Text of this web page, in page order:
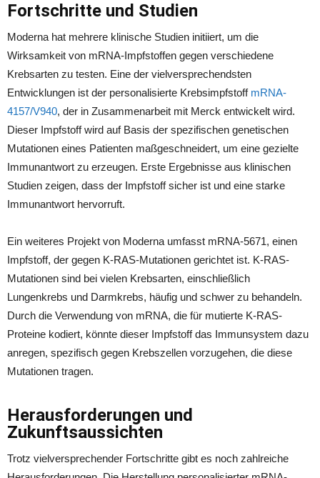
Fortschritte und Studien
Moderna hat mehrere klinische Studien initiiert, um die
Wirksamkeit von mRNA-Impfstoffen gegen verschiedene
Krebsarten zu testen. Eine der vielversprechendsten
Entwicklungen ist der personalisierte Krebsimpfstoff mRNA-
4157/V940, der in Zusammenarbeit mit Merck entwickelt wird.
Dieser Impfstoff wird auf Basis der spezifischen genetischen
Mutationen eines Patienten maßgeschneidert, um eine gezielte
Immunantwort zu erzeugen. Erste Ergebnisse aus klinischen
Studien zeigen, dass der Impfstoff sicher ist und eine starke
Immunantwort hervorruft.
Ein weiteres Projekt von Moderna umfasst mRNA-5671, einen
Impfstoff, der gegen K-RAS-Mutationen gerichtet ist. K-RAS-
Mutationen sind bei vielen Krebsarten, einschließlich
Lungenkrebs und Darmkrebs, häufig und schwer zu behandeln.
Durch die Verwendung von mRNA, die für mutierte K-RAS-
Proteine kodiert, könnte dieser Impfstoff das Immunsystem dazu
anregen, spezifisch gegen Krebszellen vorzugehen, die diese
Mutationen tragen.
Herausforderungen und
Zukunftsaussichten
Trotz vielversprechender Fortschritte gibt es noch zahlreiche